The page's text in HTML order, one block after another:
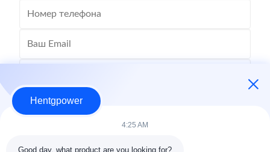
Hentgpower
4:25 AM
Good day, what product are you looking for?